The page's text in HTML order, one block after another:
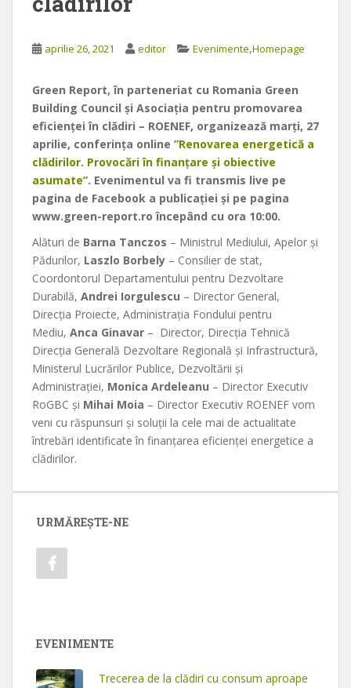
aprilie 26, 2021 editor Evenimente,Homepage
Green Report, în parteneriat cu Romania Green
Building Council și Asociația pentru promovarea
eficienței în clădiri – ROENEF, organizează marți, 27
aprilie, conferința online ”Renovarea energetică a
clădirilor. Provocări în finanțare și obiective
asumate”. Evenimentul va fi transmis live pe
pagina de Facebook a publicației și pe pagina
www.green-report.ro începând cu ora 10:00.
Alături de Barna Tanczos – Ministrul Mediului, Apelor și
Pădurilor, Laszlo Borbely – Consilier de stat,
Coordontorul Departamentului pentru Dezvoltare
Durabilă, Andrei Iorgulescu – Director General,
Direcția Proiecte, Administrația Fondului pentru
Mediu, Anca Ginavar – Director, Direcția Tehnică
Direcția Generală Dezvoltare Regională și Infrastructură,
Ministerul Lucrărilor Publice, Dezvoltării și
Administrației, Monica Ardeleanu – Director Executiv
RoGBC și Mihai Moia – Director Executiv ROENEF vom
veni cu răspunsuri și soluții la cele mai de actualitate
întrebări identificate în finanțarea eficienței energetice a
clădirilor.
URMĂREȘTE-NE
EVENIMENTE
Trecerea de la clădiri cu consum aproape